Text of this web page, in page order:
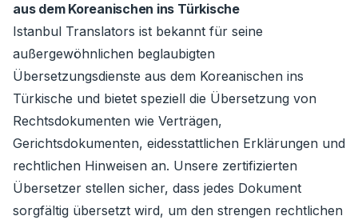
aus dem Koreanischen ins Türkische
Istanbul Translators ist bekannt für seine
außergewöhnlichen beglaubigten
Übersetzungsdienste aus dem Koreanischen ins
Türkische und bietet speziell die Übersetzung von
Rechtsdokumenten wie Verträgen,
Gerichtsdokumenten, eidesstattlichen Erklärungen und
rechtlichen Hinweisen an. Unsere zertifizierten
Übersetzer stellen sicher, dass jedes Dokument
sorgfältig übersetzt wird, um den strengen rechtlichen